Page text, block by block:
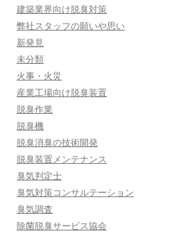
建築業界向け脱臭対策
弊社スタッフの願いや思い
新発見
未分類
火事・火災
産業工場向け脱臭装置
脱臭作業
脱臭機
脱臭消臭の技術開発
脱臭装置メンテナンス
臭気判定士
臭気対策コンサルテーション
臭気調査
除菌脱臭サービス協会